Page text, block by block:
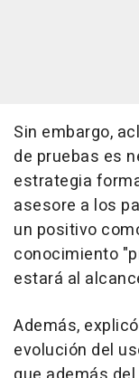
Sin embargo,
de pruebas es
estrategia
asesore a los
un positivo
conocimiento
estará al
Además,
evolución del